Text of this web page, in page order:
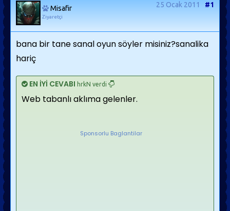
Misafir
Ziyaretçi
25 Ocak 2011 #1
bana bir tane sanal oyun söyler misiniz?sanalika
hariç
EN İYİ CEVABI hrkN verdi
Web tabanlı aklıma gelenler.
Sponsorlu Baglantilar